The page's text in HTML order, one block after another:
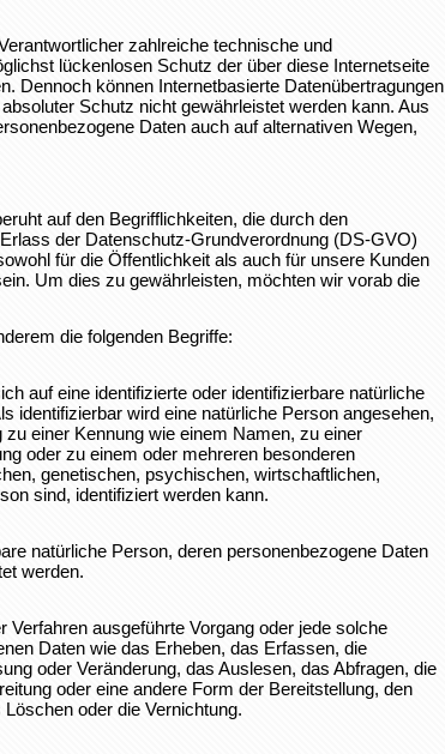
zahlreiche technische und
lückenlosen Schutz der über diese Internetseite
Dennoch können Internetbasierte Datenübertragungen
Schutz nicht gewährleistet werden kann. Aus
Daten auch auf alternativen Wegen,
auf den Begrifflichkeiten, die durch den
der Datenschutz-Grundverordnung (DS-GVO)
für die Öffentlichkeit als auch für unsere Kunden
Um dies zu gewährleisten, möchten wir vorab die
die folgenden Begriffe:
auf eine identifizierte oder identifizierbare natürliche
identifizierbar wird eine natürliche Person angesehen,
einer Kennung wie einem Namen, zu einer
oder zu einem oder mehreren besonderen
genetischen, psychischen, wirtschaftlichen,
sind, identifiziert werden kann.
natürliche Person, deren personenbezogene Daten
werden.
ausgeführte Vorgang oder jede solche
Daten wie das Erheben, das Erfassen, die
oder Veränderung, das Auslesen, das Abfragen, die
oder eine andere Form der Bereitstellung, den
oder die Vernichtung.